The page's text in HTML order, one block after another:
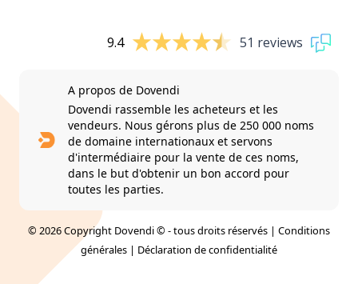
9.4 51 reviews
A propos de Dovendi
Dovendi rassemble les acheteurs et les
vendeurs. Nous gérons plus de 250 000 noms
de domaine internationaux et servons
d'intermédiaire pour la vente de ces noms,
dans le but d'obtenir un bon accord pour
toutes les parties.
© 2026 Copyright Dovendi © - tous droits réservés | Conditions
générales | Déclaration de confidentialité